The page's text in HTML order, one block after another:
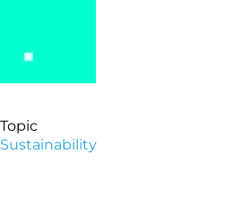
Topic
Sustainability